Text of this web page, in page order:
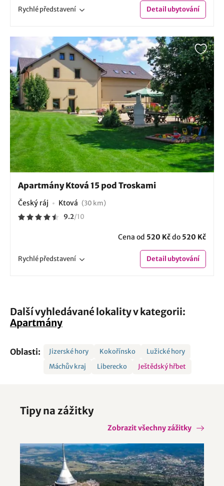
Rychlépředstavení Detailubytování
Apartmány Ktová 15 pod Troskami
Český ráj Ktová (30 km)
9.2/10
Cena od 520 Kčdo 520 Kč
Rychlépředstavení Detailubytování
Další vyhledávané lokality v kategorii:
Apartmány
Oblasti: Jizerské hory Kokořínsko
Lužické hory
Máchův kraj
Liberecko Ještědský hřbet
Tipy na zážitky
Zobrazit všechny zážitky